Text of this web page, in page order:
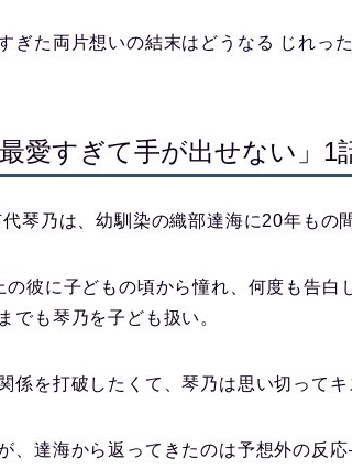
ぎた両片想いの結末はどうなる じれっ
最愛すぎて手が出せない」1
琴乃は、幼馴染の織部達海に20年もの
の彼に子どもの頃から憧れ、何度も告白
でも琴乃を子ども扱い。
係を打破したくて、琴乃は思い切ってキ
、達海から返ってきたのは予想外の反